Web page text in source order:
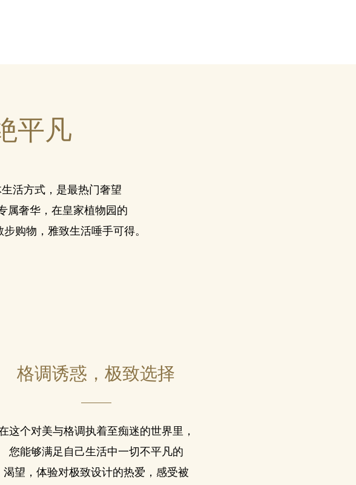
平凡
生活方式，是最热门奢望
属奢华，在皇家植物园的
步购物，雅致生活唾手可得。
格调诱惑， 极致选择
这个对美与格调执着至痴迷的世界里，
您能够满足自己生活中一切不平凡的
渴望，体验对极致设计的热爱，感受被